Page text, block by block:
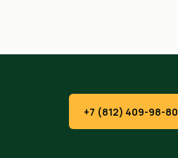
+7 (812) 409-98-80